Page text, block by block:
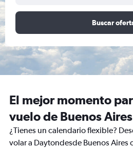
Buscar
El mejor momento
vuelo de Buenos
¿Tienes un calendario flexible?
volar a Daytondesde Buenos Aires